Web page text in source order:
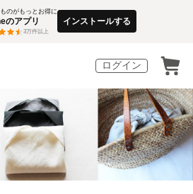
のがもっとお得に
のアプリ
3万件以上
インストールする
ログイン